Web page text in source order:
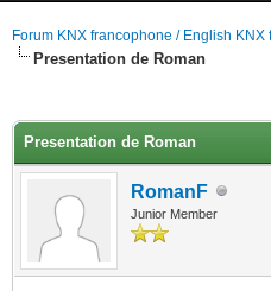
Forum KNX francophone / English KNX
Presentation de Roman
Presentation de Roman
RomanF
Junior Member